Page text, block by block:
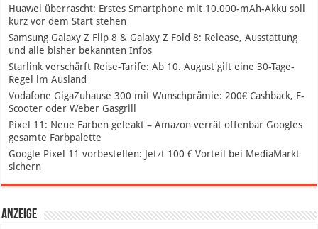
Huawei überrascht: Erstes Smartphone mit 10.000-mAh-Akku soll
kurz vor dem Start stehen
Samsung Galaxy Z Flip 8 & Galaxy Z Fold 8: Release, Ausstattung
und alle bisher bekannten Infos
Starlink verschärft Reise-Tarife: Ab 10. August gilt eine 30-Tage-
Regel im Ausland
Vodafone GigaZuhause 300 mit Wunschprämie: 200€ Cashback, E-
Scooter oder Weber Gasgrill
Pixel 11: Neue Farben geleakt – Amazon verrät offenbar Googles
gesamte Farbpalette
Google Pixel 11 vorbestellen: Jetzt 100 € Vorteil bei MediaMarkt
sichern
Anzeige